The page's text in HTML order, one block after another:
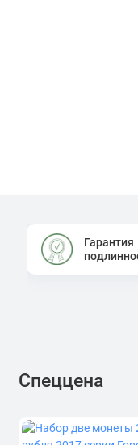
Гарантия
Спеццена